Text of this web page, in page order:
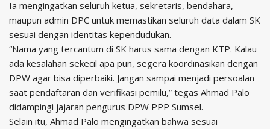
Ia mengingatkan seluruh ketua, sekretaris, bendahara,
maupun admin DPC untuk memastikan seluruh data dalam SK
sesuai dengan identitas kependudukan.
“Nama yang tercantum di SK harus sama dengan KTP. Kalau
ada kesalahan sekecil apa pun, segera koordinasikan dengan
DPW agar bisa diperbaiki. Jangan sampai menjadi persoalan
saat pendaftaran dan verifikasi pemilu,” tegas Ahmad Palo
didampingi jajaran pengurus DPW PPP Sumsel.
Selain itu, Ahmad Palo mengingatkan bahwa sesuai